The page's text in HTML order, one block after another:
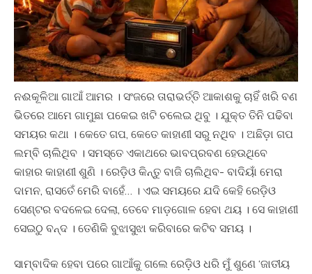
ନଈକୂଳିଆ ଗାଆଁ ଆମର । ସଂଜରେ ତାରାଭର୍ତ୍ତି ଆକାଶକୁ ଚାହିଁ ଖରି ବଣ
ଭିତରେ ଆମେ ଗାମୁଛା ପକେଇ ଖଟି ଚଲେଇ ଥିବୁ । ଯୁକ୍ତ ତିନି ପଢିବା
ସମୟର କଥା । କେତେ ଗପ, କେତେ କାହାଣୀ ସରୁ ନଥିବ । ଅଛିଡ଼ା ଗପ
ଲମ୍ବି ଚାଲିଥିବ । ସମସ୍ତେ ଏକାଥରେ ଭାବପ୍ରବଣ ହେଉଥିବେ
କାହାର କାହାଣୀ ଶୁଣି । ରେଡ଼ିଓ କିନ୍ତୁ ବାଜି ଚାଲିଥିବ- ବାଦିୟାଁ ମେରା
ଦାମନ, ରାସତେଁ ମେରି ବାହେଁ… । ଏଇ ସମୟରେ ଯଦି କେହି ରେଡ଼ିଓ
ସେଣ୍ଟର ବଦଳେଇ ଦେଲା, ତେବେ ମାଡ଼ଗୋଳ ହେବା ଥୟ । ସେ କାହାଣୀ
ସେଇଠୁ ବନ୍ଦ । ତେଣିକି ବୁଝାସୁଝା କରିବାରେ କଟିବ ସମୟ ।
ସାମ୍ବାଦିକ ହେବା ପରେ ଗାଆଁକୁ ଗଲେ ରେଡ଼ିଓ ଧରି ମୁଁ ଶୁଣେ ‘ଜାତୀୟ